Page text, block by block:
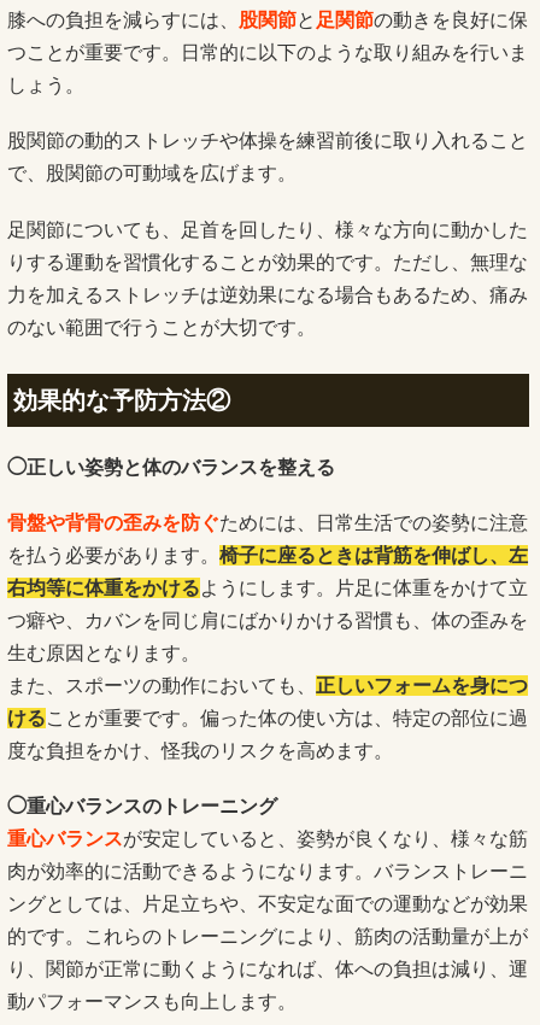
膝への負担を減らすには、 股関節と 足関節の動きを良好に保
つことが重要です。日常的に以下のような取り組みを行いま
しょう。
股関節の動的ストレッチや体操を練習前後に取り入れること
で、股関節の可動域を広げます。
足関節についても、足首を回したり、様々な方向に動かした
りする運動を習慣化することが効果的です。ただし、無理な
力を加えるストレッチは逆効果になる場合もあるため、痛み
のない範囲で行うことが大切です。
効果的な予防方法②
◯正しい姿勢と体のバランスを整える
骨盤や背骨の歪みを防ぐためには、日常生活での姿勢に注意
を払う必要があります。 椅子に座るときは背筋を伸ばし、左
右均等に体重をかけるようにします。片足に体重をかけて立
つ癖や、カバンを同じ肩にばかりかける習慣も、体の歪みを
生む原因となります。
また、スポーツの動作においても、 正しいフォームを身につ
けることが重要です。偏った体の使い方は、特定の部位に過
度な負担をかけ、怪我のリスクを高めます。
◯重心バランスのトレーニング
重心バランスが安定していると、姿勢が良くなり、様々な筋
肉が効率的に活動できるようになります。バランストレーニ
ングとしては、片足立ちや、不安定な面での運動などが効果
的です。これらのトレーニングにより、筋肉の活動量が上が
り、関節が正常に動くようになれば、体への負担は減り、運
動パフォーマンスも向上します。